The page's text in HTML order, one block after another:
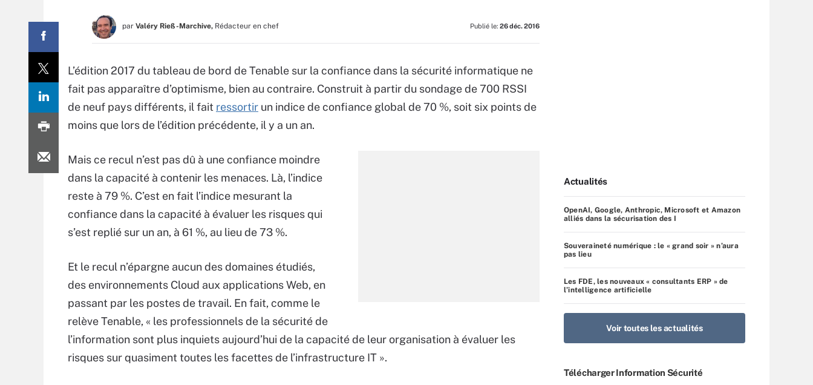
par Valéry Rieß-Marchive, Rédacteur en chef Publié le: 26 déc. 2016
L’édition 2017 du tableau de bord de Tenable sur la confiance dans la sécurité informatique ne
fait pas apparaître d’optimisme, bien au contraire. Construit à partir du sondage de 700 RSSI
de neuf pays différents, il fait ressortir un indice de confiance global de 70 %, soit six points de
moins que lors de l’édition précédente, il y a un an.
Mais ce recul n’est pas dû à une confiance moindre
dans la capacité à contenir les menaces. Là, l’indice
reste à 79 %. C’est en fait l’indice mesurant la
confiance dans la capacité à évaluer les risques qui
s’est replié sur un an, à 61 %, au lieu de 73 %.
Et le recul n’épargne aucun des domaines étudiés,
des environnements Cloud aux applications Web, en
passant par les postes de travail. En fait, comme le
relève Tenable, « les professionnels de la sécurité de
l’information sont plus inquiets aujourd’hui de la capacité de leur organisation à évaluer les
risques sur quasiment toutes les facettes de l’infrastructure IT ».
Actualités
OpenAI, Google, Anthropic, Microsoft et Amazon
alliés dans la sécurisation des I
Souveraineté numérique : le « grand soir » n’aura
pas lieu
Les FDE, les nouveaux « consultants ERP » de
l’intelligence artificielle
Voir toutes les actualités
Télécharger Information Sécurité